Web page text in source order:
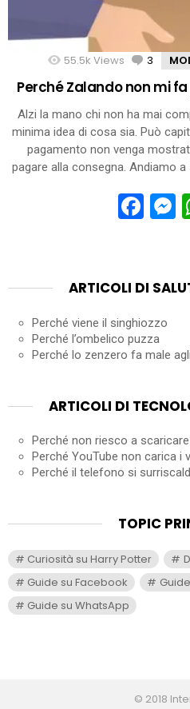
55.5k Views 3
Perché Zalando non mi
Alzi la mano chi non ha mai
minima idea di cosa sia. Può
pagamento non venga
pagare alla consegna. Andiamo
ARTICOLI DI
Perché viene il singhiozzo
Perché l’ombelico puzza
Perché lo zenzero fa male
ARTICOLI DI
Perché non riesco a
Perché YouTube non carica i
Perché il telefono si
TOPIC
Curiosità su Harry Potter
Guide su Facebook
Guide su WhatsApp
© 2018